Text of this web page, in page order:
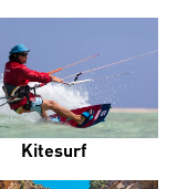
Kitesurf